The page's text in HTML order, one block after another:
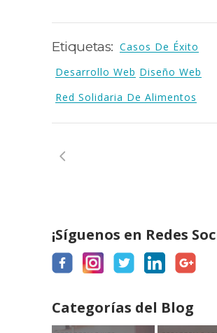
Etiquetas: Casos De Éxito
Desarrollo Web Diseño Web
Red Solidaria De Alimentos
¡Síguenos en Redes
Categorías del Blog